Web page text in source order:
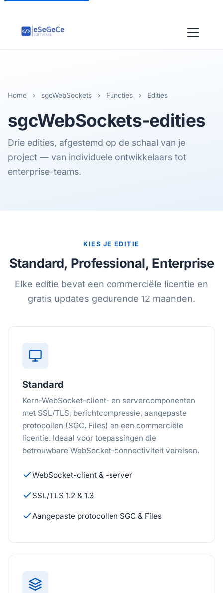
Home › sgcWebSockets › Functies › Edities
sgcWebSockets-edities
Drie edities, afgestemd op de schaal van je
project — van individuele ontwikkelaars tot
enterprise-teams.
KIES JE EDITIE
Standard, Professional, Enterprise
Elke editie bevat een commerciële licentie en
gratis updates gedurende 12 maanden.
Standard
Kern-WebSocket-client- en servercomponenten
met SSL/TLS, berichtcompressie, aangepaste
protocollen (SGC, Files) en een commerciële
licentie. Ideaal voor toepassingen die
betrouwbare WebSocket-connectiviteit vereisen.
WebSocket-client & -server
SSL/TLS 1.2 & 1.3
Aangepaste protocollen SGC & Files